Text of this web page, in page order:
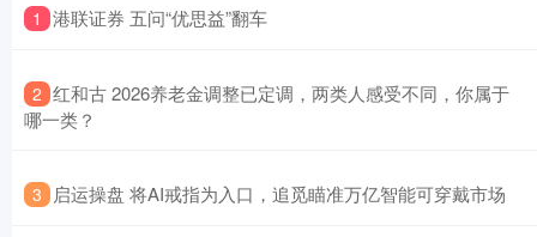
1 ​港联证券 五问“优思益”翻车
2 ​红和古 2026养老金调整已定调，两类人感受不同，你属于
哪一类？
3 ​启运操盘 将AI戒指为入口，追觅瞄准万亿智能可穿戴市场